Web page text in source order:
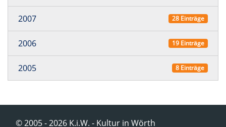
2007 28 Einträge
2006 19 Einträge
2005 8 Einträge
© 2005 - 2026 K.i.W. - Kultur in Wörth